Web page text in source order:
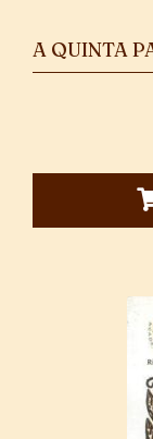
A QUINTA